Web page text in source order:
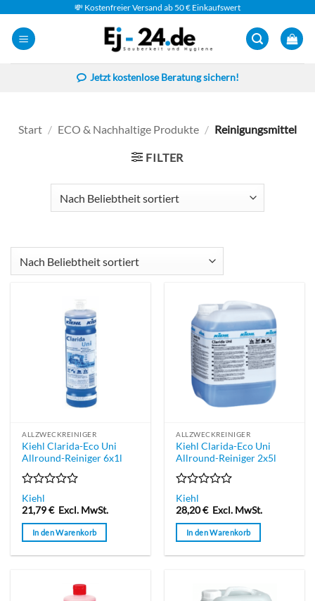
Inhalt
springen
💸 Kostenfreier Versand ab 50 € Einkaufswert
Jetzt kostenlose Beratung sichern!
Start / ECO & Nachhaltige Produkte / Reinigungsmittel
FILTER
ALLZWECKREINIGER
Kiehl Clarida-Eco Uni
Allround-Reiniger 6x1l
Bewertet
mit
0
von
5
Kiehl
21,79€ Excl. MwSt.
In den Warenkorb
ALLZWECKREINIGER
Kiehl Clarida-Eco Uni
Allround-Reiniger 2x5l
Bewertet
mit
0
von
5
Kiehl
28,20€ Excl. MwSt.
In den Warenkorb